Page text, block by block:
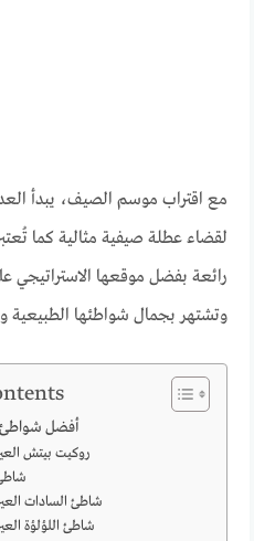
مع اقتراب موسم الصيف، يبدأ
لقضاء عطلة صيفية مثالية كما
رائعة بفضل موقعها
وتشتهر بجمال شواطئها الطبيعية
أفضل شواطئ
روكيت بيتش
شاطئ السادات
شاطئ اللؤلؤة